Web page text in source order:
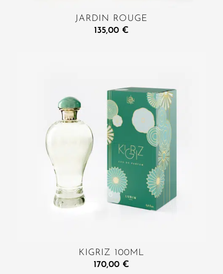
JARDIN ROUGE
135,00 €
KIGRIZ 100ML
170,00 €